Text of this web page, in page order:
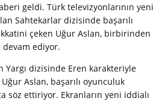
geldi. Türk televizyonlarının yeni
Sahtekarlar dizisinde başarılı
çeken Uğur Aslan, birbirinden
ediyor.
Yargı dizisinde Eren karakteriyle
Aslan, başarılı oyunculuk
söz ettiriyor. Ekranların yeni iddialı